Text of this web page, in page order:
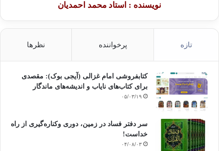
نویسنده : استاد محمد احمدیان
تازه پرخواننده نظرها
کتابفروشی امام غزالی (آیجی بوک): مقصدی
برای کتاب‌های نایاب و اندیشه‌های ماندگار
۰۵/۰۳/۱۹
سر دفتر فساد در زمین‌، دوری وکناره‌گیری از راه
خداست‌!
۰۴/۰۸/۰۳